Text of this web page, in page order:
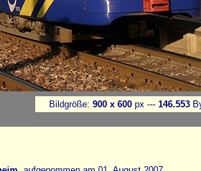
Bildgröße: 900 x 600 px --- 146.553